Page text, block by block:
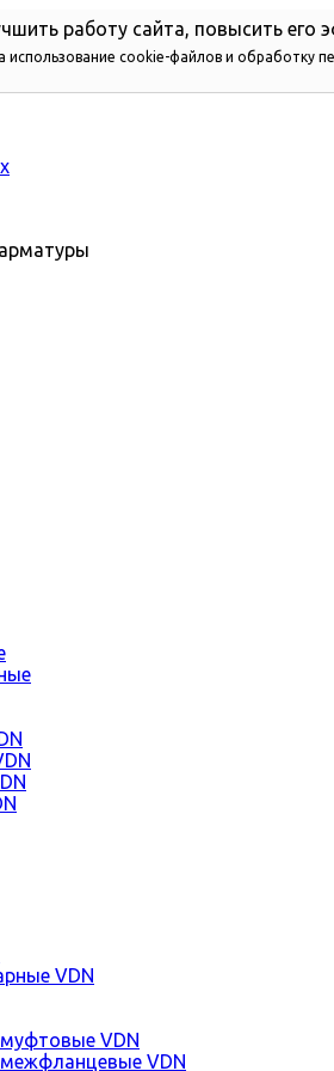
работу сайта, повысить его
использование cookie-файлов и обработку
VDN
VDN
VDN